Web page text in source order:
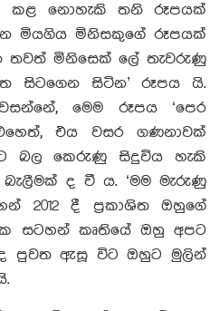
කළ නොහැකි තනි රූපයක්
මියගිය මිනිසකුගේ රූපයක්
තවත් මිනිසෙක් ලේ තැවරුණු
සිටගෙන සිටින’ රූපය යි.
මෙම රූපය ‘පෙර
එය වසර ගණනාවක්
බල කෙරුණු සිදුවිය හැකි
ද වී ය. ‘මම මැරුණු
2012 දී ප්‍රකාශිත ඔහුගේ
සටහන් කෘතියේ ඔහු අපට
පුවත ඇසූ විට ඔහුට මුලින්